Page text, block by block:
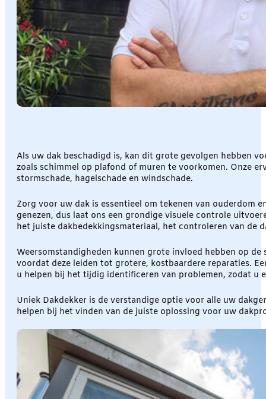
Als uw dak beschadigd is, kan dit grote gevolgen hebben
zoals schimmel op plafond of muren te voorkomen. Onze
stormschade, hagelschade en windschade.
Zorg voor uw dak is essentieel om tekenen van ouderdom
genezen, dus laat ons een grondige visuele controle
het juiste dakbedekkingsmateriaal, het controleren van
Weersomstandigheden kunnen grote invloed hebben op
voordat deze leiden tot grotere, kostbaardere reparaties.
u helpen bij het tijdig identificeren van problemen, zodat u
Uniek Dakdekker is de verstandige optie voor alle uw
helpen bij het vinden van de juiste oplossing voor uw